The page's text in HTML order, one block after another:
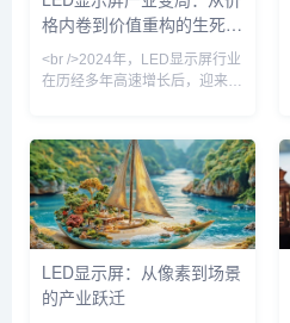
商用，苹果、三星等巨头纷纷加
格内卷到价值重构的生死竞
速
<br />2024年，LED显示屏行业
在历经多年高速增长后，迎来深
热化，部分厂商毛利率跌破
15%，而P0.9以下微间距市场
却保持30%以上增速。利亚德、
洲明科技、艾比森等头部企业纷
纷加码 Micro LED 中试线，试
图在下一代显示技术上建立壁
垒。与此同时，RGB封装龙头
国星光电与芯片厂商三安光电的
LED显示屏：从像素到场景
的产业跃迁